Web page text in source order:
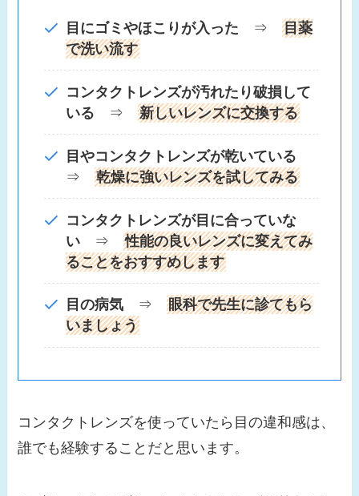
目にゴミやほこりが入った ⇒ 目薬
で洗い流す
コンタクトレンズが汚れたり破損して
いる ⇒ 新しいレンズに交換する
目やコンタクトレンズが乾いている
⇒ 乾燥に強いレンズを試してみる
コンタクトレンズが目に合っていな
い⇒ 性能の良いレンズに変えてみ
ることをおすすめします
目の病気⇒ 眼科で先生に診てもら
いましょう
コンタクトレンズを使っていたら目の違和感は、
誰でも経験することだと思います。